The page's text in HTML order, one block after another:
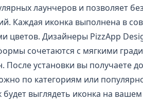
лаунчеров и позволяет
Каждая иконка выполнена в
Дизайнеры PizzApp
сочетаются с мягкими
установки вы получаете
по категориям или
выглядеть иконка на